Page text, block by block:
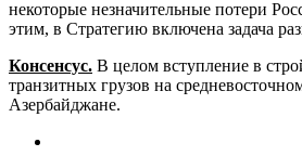
некоторые незначительные потери
этим, в Стратегию включена задача
Консенсус. B целом вступление в
транзитных грузов на
Азербайджане.